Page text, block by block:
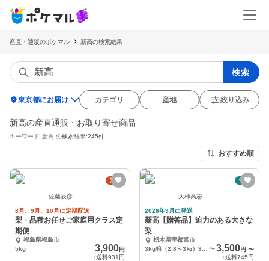
産直・通販のポケマル 新高の検索結果
検索
location_on東京都にお届け カテゴリ 産地 絞り込み
新高の産直通販・お取り寄せ商品
キーワード 新高 の検索結果:245件
おすすめ順
定期
佐藤辰彦
8月、9月、10月に定期配送
梨・品種お任せご家庭用クラス定
期便
福島県福島市
5kg
3,900円
+送料931円
予約
大柿高志
2026年9月に発送
新高【贈答品】迫力のある大きな
梨
栃木県宇都宮市
〜3,500円 〜
+送料745円